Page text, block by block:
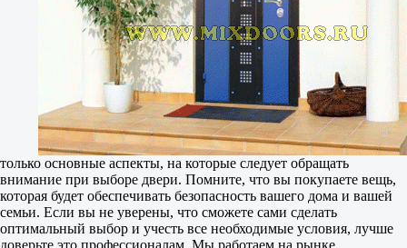
только основные аспекты, на которые следует обращать
внимание при выборе двери. Помните, что вы покупаете вещь,
которая будет обеспечивать безопасность вашего дома и вашей
семьи. Если вы не уверены, что сможете сами сделать
оптимальный выбор и учесть все необходимые условия, лучше
доверьте это профессионалам. Мы работаем на рынке